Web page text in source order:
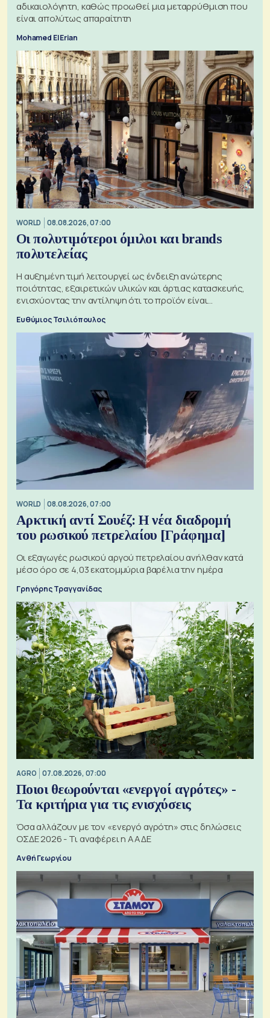
αδικαιολόγητη, καθώς προωθεί μια μεταρρύθμιση που
είναι απολύτως απαραίτητη
Mohamed El Erian
WORLD 08.08.2026, 07:00
Οι πολυτιμότεροι όμιλοι και brands
πολυτελείας
Η αυξημένη τιμή λειτουργεί ως ένδειξη ανώτερης
ποιότητας, εξαιρετικών υλικών και άρτιας κατασκευής,
ενισχύοντας την αντίληψη ότι το προϊόν είναι
Ευθύμιος Τσιλιόπουλος
WORLD 08.08.2026, 07:00
Αρκτική αντί Σουέζ: Η νέα διαδρομή
του ρωσικού πετρελαίου [Γράφημα]
Οι εξαγωγές ρωσικού αργού πετρελαίου ανήλθαν κατά
μέσο όρο σε 4,03 εκατομμύρια βαρέλια την ημέρα
Γρηγόρης Τραγγανίδας
AGRO 07.08.2026, 07:00
Ποιοι θεωρούνται «ενεργοί αγρότες» -
Τα κριτήρια για τις ενισχύσεις
Όσα αλλάζουν με τον «ενεργό αγρότη» στις δηλώσεις
ΟΣΔΕ 2026 - Τι αναφέρει η ΑΑΔΕ
Ανθή Γεωργίου